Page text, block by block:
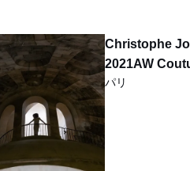
Christophe
2021AW
パリ